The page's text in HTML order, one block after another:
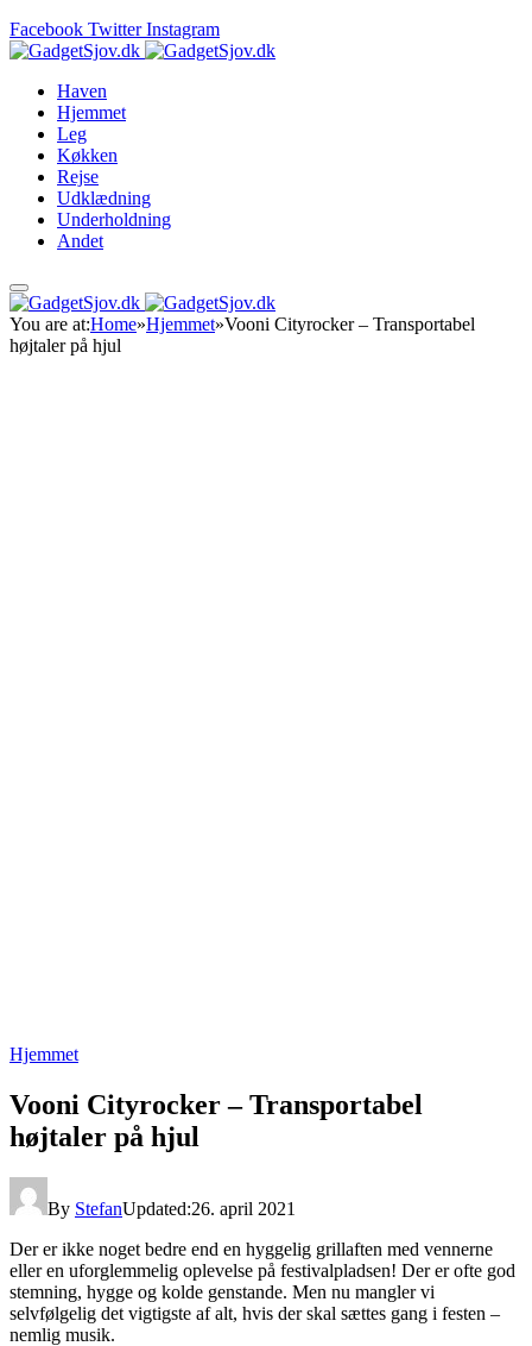
Facebook Twitter Instagram
Haven
Hjemmet
Leg
Køkken
Rejse
Udklædning
Underholdning
Andet
You are at:Home»Hjemmet»Vooni Cityrocker – Transportabel
højtaler på hjul
Hjemmet
Vooni Cityrocker – Transportabel
højtaler på hjul
By StefanUpdated:26. april 2021
Der er ikke noget bedre end en hyggelig grillaften med vennerne
eller en uforglemmelig oplevelse på festivalpladsen! Der er ofte god
stemning, hygge og kolde genstande. Men nu mangler vi
selvfølgelig det vigtigste af alt, hvis der skal sættes gang i festen –
nemlig musik.